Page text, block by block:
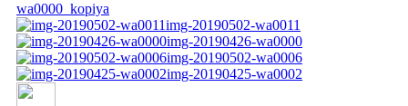
wa0000_kopiya
img-20190502-wa0011
img-20190426-wa0000
img-20190502-wa0006
img-20190425-wa0002